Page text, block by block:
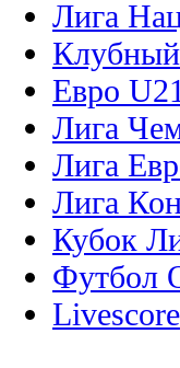
Лига
Евро U21
Лига
Лига
Лига
Кубок
Футбол
Livescore